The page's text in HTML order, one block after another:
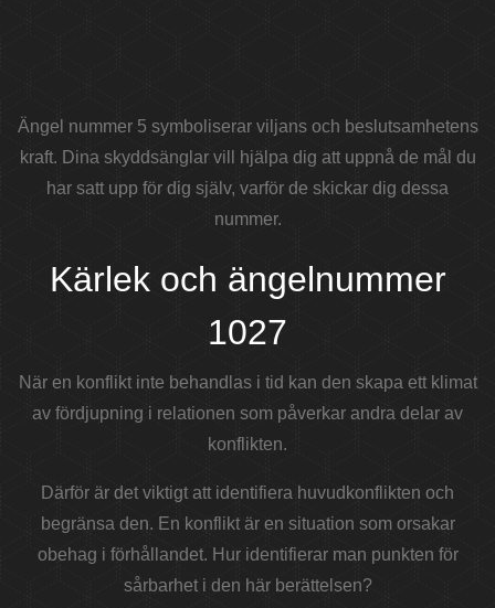
Ängel nummer 5 symboliserar viljans och beslutsamhetens
kraft. Dina skyddsänglar vill hjälpa dig att uppnå de mål du
har satt upp för dig själv, varför de skickar dig dessa
nummer.
Kärlek och ängelnummer
1027
När en konflikt inte behandlas i tid kan den skapa ett klimat
av fördjupning i relationen som påverkar andra delar av
konflikten.
Därför är det viktigt att identifiera huvudkonflikten och
begränsa den. En konflikt är en situation som orsakar
obehag i förhållandet. Hur identifierar man punkten för
sårbarhet i den här berättelsen?